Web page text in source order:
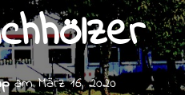
amMärz 16, 2020